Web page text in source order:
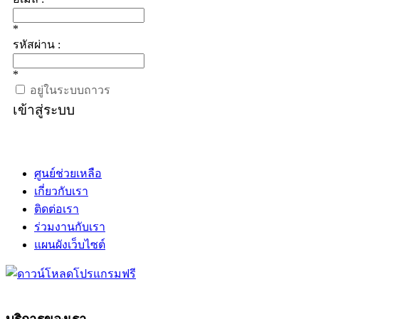
*
รหัสผ่าน :
*
อยู่ในระบบถาวร
เข้าสู่ระบบ
ศูนย์ช่วยเหลือ
เกี่ยวกับเรา
ติดต่อเรา
ร่วมงานกับเรา
แผนผังเว็บไซต์